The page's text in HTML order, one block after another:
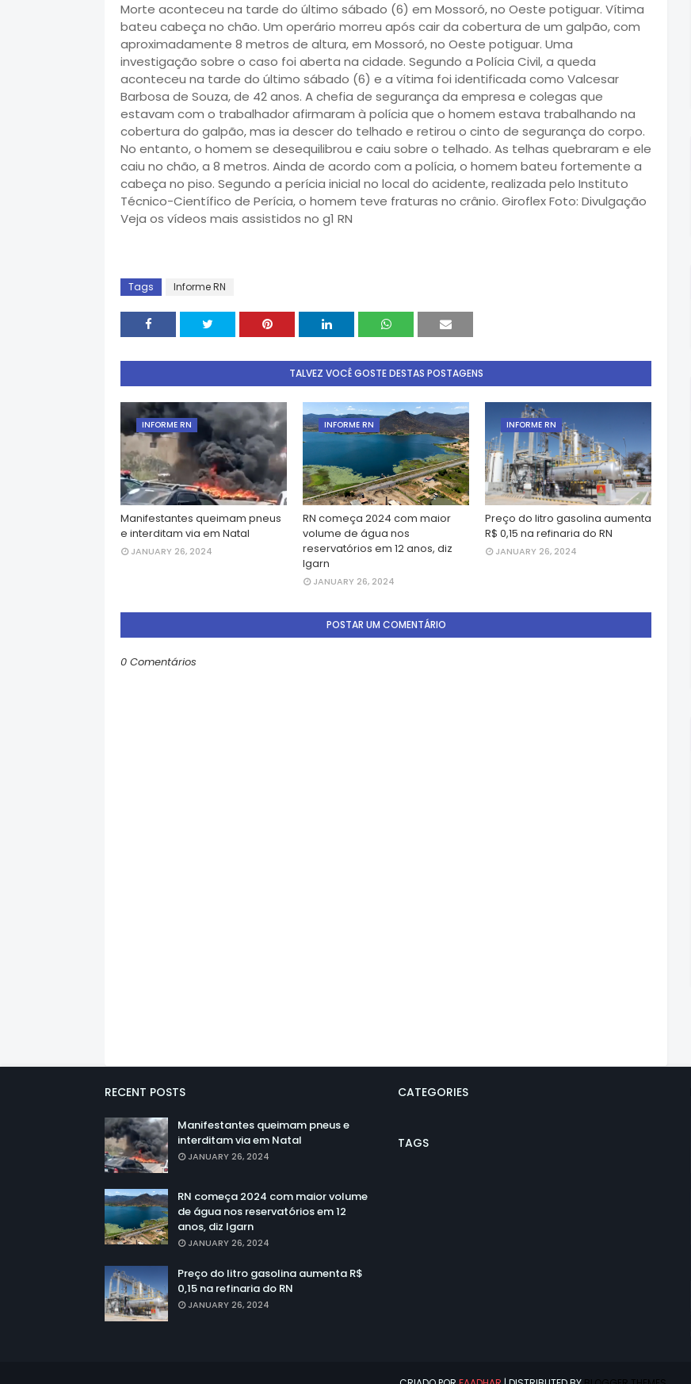
Morte aconteceu na tarde do último sábado (6) em Mossoró, no Oeste potiguar. Vítima
bateu cabeça no chão. Um operário morreu após cair da cobertura de um galpão, com
aproximadamente 8 metros de altura, em Mossoró, no Oeste potiguar. Uma
investigação sobre o caso foi aberta na cidade. Segundo a Polícia Civil, a queda
aconteceu na tarde do último sábado (6) e a vítima foi identificada como Valcesar
Barbosa de Souza, de 42 anos. A chefia de segurança da empresa e colegas que
estavam com o trabalhador afirmaram à polícia que o homem estava trabalhando na
cobertura do galpão, mas ia descer do telhado e retirou o cinto de segurança do corpo.
No entanto, o homem se desequilibrou e caiu sobre o telhado. As telhas quebraram e ele
caiu no chão, a 8 metros. Ainda de acordo com a polícia, o homem bateu fortemente a
cabeça no piso. Segundo a perícia inicial no local do acidente, realizada pelo Instituto
Técnico-Científico de Perícia, o homem teve fraturas no crânio. Giroflex Foto: Divulgação
Veja os vídeos mais assistidos no g1 RN
Tags Informe RN
TALVEZ VOCÊ GOSTE DESTAS POSTAGENS
INFORME RN
Manifestantes queimam pneus
e interditam via em Natal
JANUARY 26, 2024
INFORME RN
RN começa 2024 com maior
volume de água nos
reservatórios em 12 anos, diz
Igarn
JANUARY 26, 2024
INFORME RN
Preço do litro gasolina aumenta
R$ 0,15 na refinaria do RN
JANUARY 26, 2024
POSTAR UM COMENTÁRIO
0 Comentários
RECENT POSTS
Manifestantes queimam pneus e
interditam via em Natal
JANUARY 26, 2024
RN começa 2024 com maior volume
de água nos reservatórios em 12
anos, diz Igarn
JANUARY 26, 2024
Preço do litro gasolina aumenta R$
0,15 na refinaria do RN
JANUARY 26, 2024
CATEGORIES
TAGS